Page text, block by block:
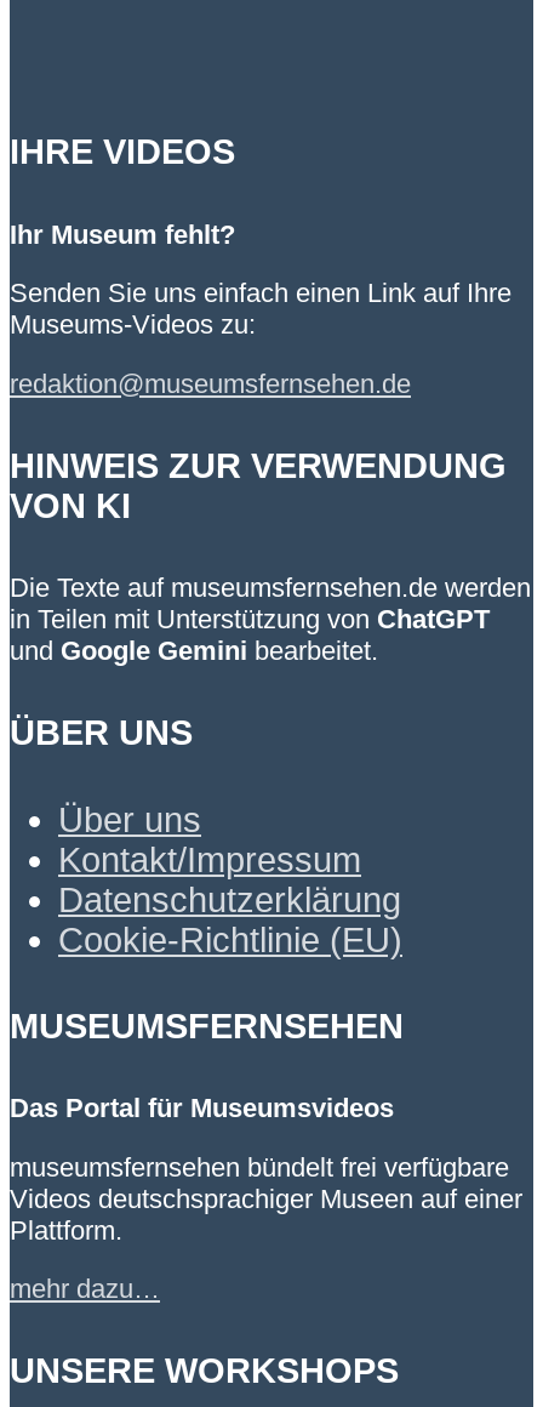
IHRE VIDEOS
Ihr Museum fehlt?
Senden Sie uns einfach einen Link auf Ihre
Museums-Videos zu:
redaktion@museumsfernsehen.de
HINWEIS ZUR VERWENDUNG
VON KI
Die Texte auf museumsfernsehen.de werden
in Teilen mit Unterstützung von ChatGPT
und Google Gemini bearbeitet.
ÜBER UNS
Über uns
Kontakt/Impressum
Datenschutzerklärung
Cookie-Richtlinie (EU)
MUSEUMSFERNSEHEN
Das Portal für Museumsvideos
museumsfernsehen bündelt frei verfügbare
Videos deutschsprachiger Museen auf einer
Plattform.
mehr dazu…
UNSERE WORKSHOPS